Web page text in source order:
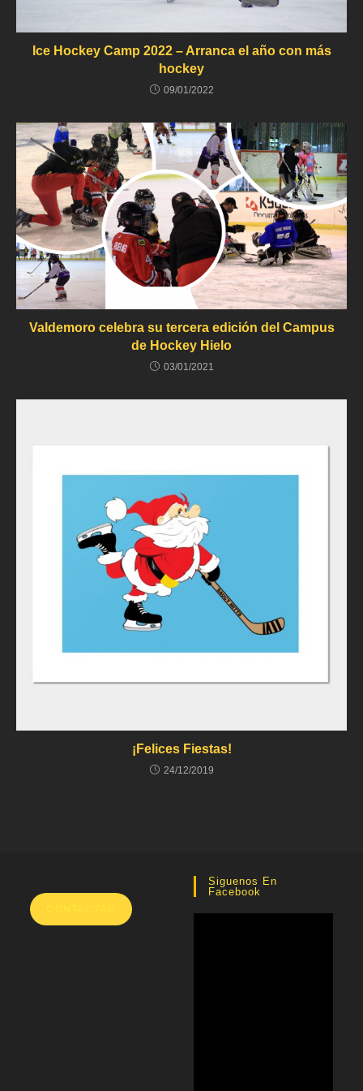
Ice Hockey Camp 2022 – Arranca el año con más
hockey
09/01/2022
Valdemoro celebra su tercera edición del Campus
de Hockey Hielo
03/01/2021
¡Felices Fiestas!
24/12/2019
Siguenos En
Facebook